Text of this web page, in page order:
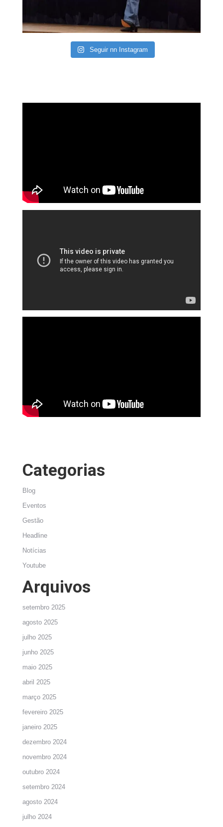
Seguir nn Instagram
Categorias
Blog
Eventos
Gestão
Headline
Notícias
Youtube
Arquivos
setembro 2025
agosto 2025
julho 2025
junho 2025
maio 2025
abril 2025
março 2025
fevereiro 2025
janeiro 2025
dezembro 2024
novembro 2024
outubro 2024
setembro 2024
agosto 2024
julho 2024